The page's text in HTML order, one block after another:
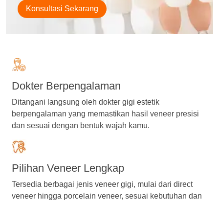
Konsultasi Sekarang
Dokter Berpengalaman
Ditangani langsung oleh dokter gigi estetik
berpengalaman yang memastikan hasil veneer presisi
dan sesuai dengan bentuk wajah kamu.
Pilihan Veneer Lengkap
Tersedia berbagai jenis veneer gigi, mulai dari direct
veneer hingga porcelain veneer, sesuai kebutuhan dan